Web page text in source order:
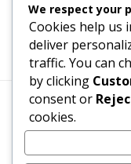
Termeni, Condiții
We respect your
Cookies help us
deliver
traffic. You can
by clicking
consent or
cookies.